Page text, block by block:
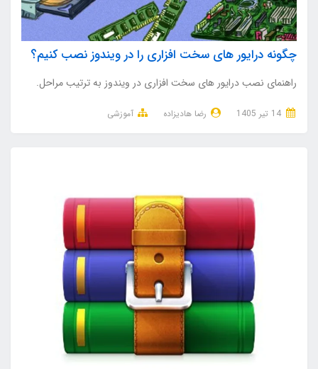
چگونه درایور های سخت افزاری را در ویندوز نصب کنیم؟
راهنمای نصب درایور های سخت افزاری در ویندوز به ترتیب مراحل.
رضا هادیزاده آموزشی